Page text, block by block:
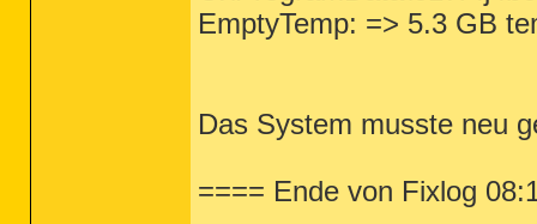
EmptyTemp: => 5.3 GB
Das System musste neu
==== Ende von Fixlog